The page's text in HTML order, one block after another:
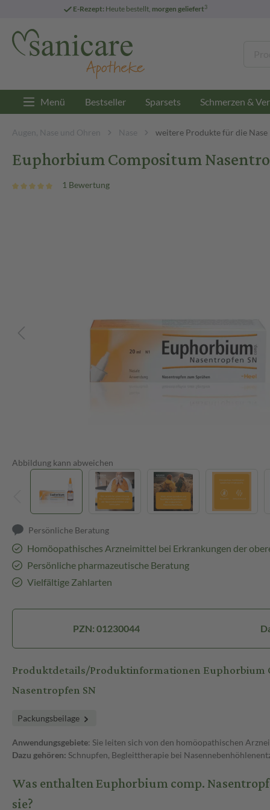
E-Rezept: Heute bestellt, morgen geliefert3
Menü Bestseller Sparsets Schmerzen &
Augen, Nase und Ohren Nase weitere Produkte für die Nase
Euphorbium Compositum
1 Bewertung
Abbildung kann abweichen
Persönliche Beratung
Homöopathisches Arzneimittel bei Erkrankungen der
Persönliche pharmazeutische Beratung
Vielfältige Zahlarten
PZN: 01230044
Produktdetails/Produktinformationen Euphorbium
Nasentropfen SN
Packungsbeilage
Anwendungsgebiete: Sie leiten sich von den homöopathischen
Dazu gehören: Schnupfen, Begleittherapie bei
Was enthalten Euphorbium comp.
sie?